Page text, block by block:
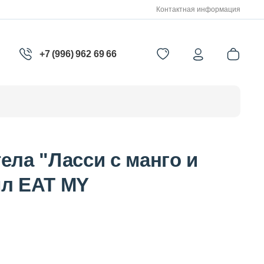
Контактная информация
+7 (996) 962 69 66
"Ласси с манго и
EAT MY